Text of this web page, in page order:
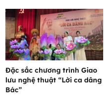
Đặc sắc chương trình Giao
lưu nghệ thuật “Lời ca dâng
Bác”